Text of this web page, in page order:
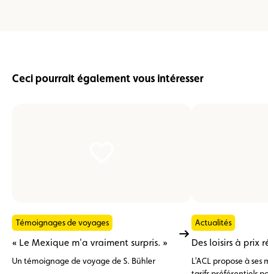
Ceci pourrait également vous intéresser
Témoignages de voyages
« Le Mexique m'a vraiment surpris. »
Un témoignage de voyage de S. Bühler
Actualités
Des loisirs à prix
L'ACL propose à ses